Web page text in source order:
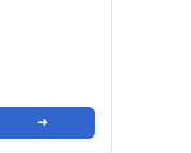
➜